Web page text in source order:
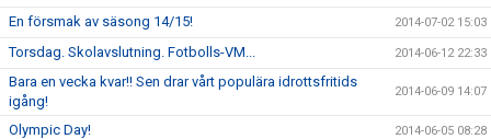
En försmak av säsong 14/15! 2014-07-02 15:03
Torsdag. Skolavslutning. Fotbolls-VM... 2014-06-12 22:33
Bara en vecka kvar!! Sen drar vårt populära idrottsfritids
igång!
2014-06-09 14:07
Olympic Day! 2014-06-05 08:28